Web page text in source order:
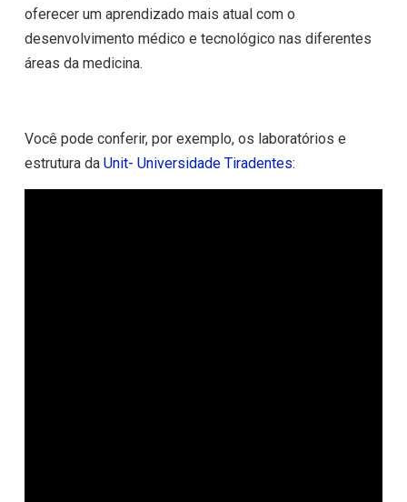
oferecer um aprendizado mais atual com o
desenvolvimento médico e tecnológico nas diferentes
áreas da medicina.
Você pode conferir, por exemplo, os laboratórios e
estrutura da Unit- Universidade Tiradentes: